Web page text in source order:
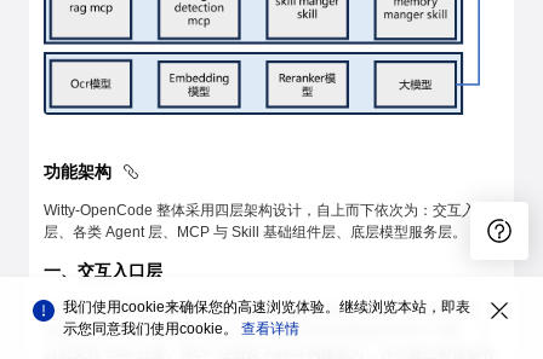
功能架构
Witty-OpenCode 整体采用四层架构设计，自上而下依次为：交互入口
层、各类 Agent 层、MCP 与 Skill 基础组件层、底层模型服务层。
一、交互入口层
作为用户与智能助手的统一交互接口，当前已支持 Shell 命令行交互，
后续将拓展 Web 端等多形态入口，适配不同使用场景与用户习惯。 入
我们使用cookie来确保您的高速浏览体验。继续浏览本站，即表
示您同意我们使用cookie。 查看详情